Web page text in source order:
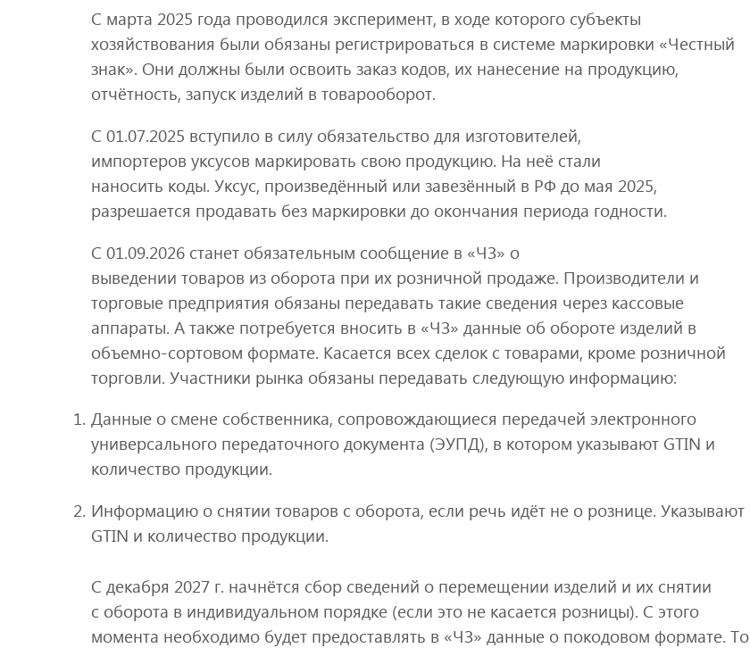
С марта 2025 года проводился эксперимент, в ходе которого субъекты
хозяйствования были обязаны регистрироваться в системе маркировки «Честный
знак». Они должны были освоить заказ кодов, их нанесение на продукцию,
отчётность, запуск изделий в товарооборот.
С 01.07.2025 вступило в силу обязательство для изготовителей,
импортеров уксусов маркировать свою продукцию. На неё стали
наносить коды. Уксус, произведённый или завезённый в РФ до мая 2025,
разрешается продавать без маркировки до окончания периода годности.
С 01.09.2026 станет обязательным сообщение в «ЧЗ» о
выведении товаров из оборота при их розничной продаже. Производители и
торговые предприятия обязаны передавать такие сведения через кассовые
аппараты. А также потребуется вносить в «ЧЗ» данные об обороте изделий в
объемно-сортовом формате. Касается всех сделок с товарами, кроме розничной
торговли. Участники рынка обязаны передавать следующую информацию:
Данные о смене собственника, сопровождающиеся передачей электронного
универсального передаточного документа (ЭУПД), в котором указывают GTIN и
количество продукции.
Информацию о снятии товаров с оборота, если речь идёт не о рознице. Указывают
GTIN и количество продукции.
С декабря 2027 г. начнётся сбор сведений о перемещении изделий и их снятии
с оборота в индивидуальном порядке (если это не касается розницы). С этого
момента необходимо будет предоставлять в «ЧЗ» данные о покодовом формате. То